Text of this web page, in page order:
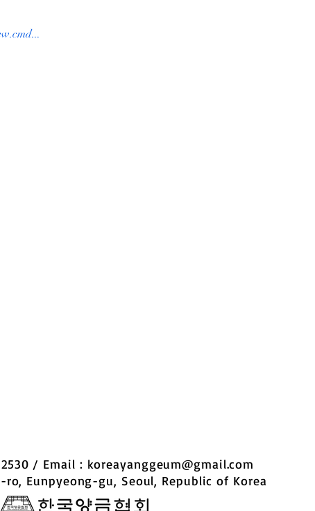
/ Email : koreayanggeum@gmail.com
ro, Eunpyeong-gu, Seoul, Republic of Korea